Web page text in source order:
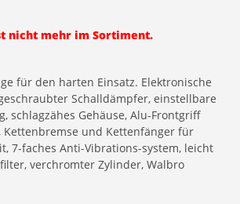
nicht mehr im Sortiment.
für den harten Einsatz. Elektronische
Schalldämpfer, einstellbare
schlagzähes Gehäuse, Alu-Frontgriff
Kettenbremse und Kettenfänger für
7-faches Anti-Vibrations-system, leicht
verchromter Zylinder, Walbro